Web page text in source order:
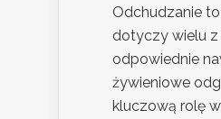
Odchudzanie
dotyczy wielu z
odpowiednie
żywieniowe
kluczową rolę